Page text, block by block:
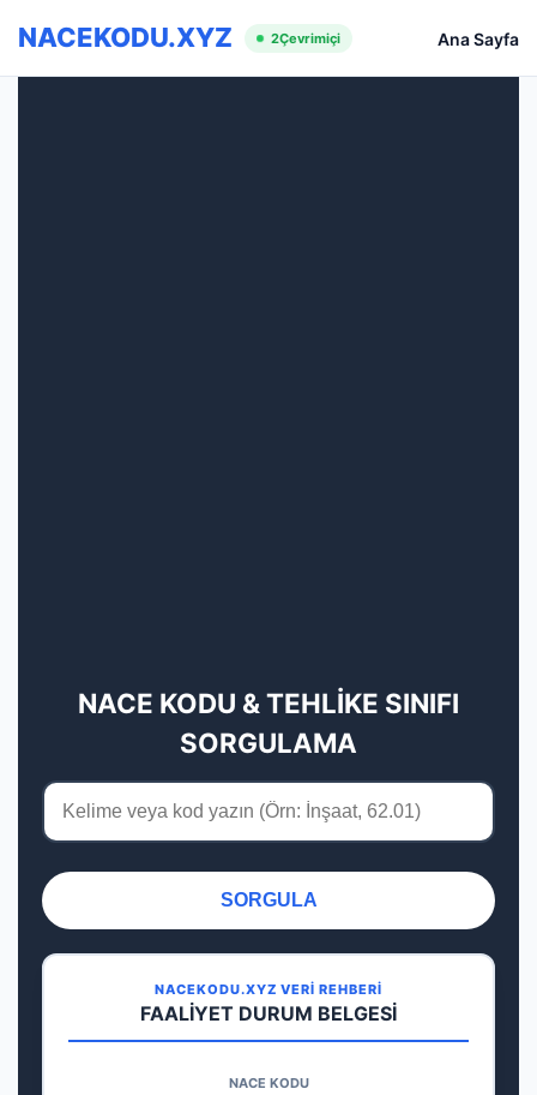
NACEKODU.XYZ 2Çevrimiçi Ana Sayfa
NACE KODU & TEHLİKE SINIFI
SORGULAMA
SORGULA
NACEKODU.XYZ VERİ REHBERİ
FAALİYET DURUM BELGESİ
NACE KODU